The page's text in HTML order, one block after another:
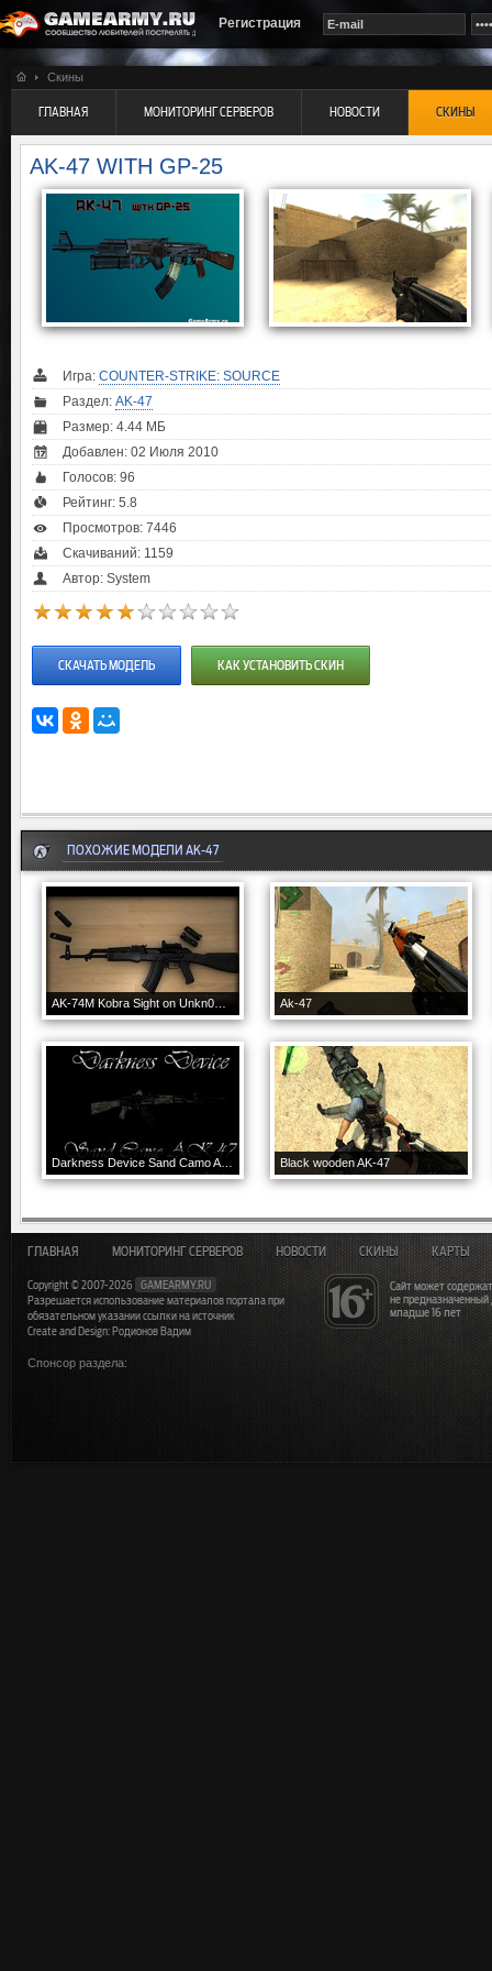
Регистрация
Скины
ГЛАВНАЯ МОНИТОРИНГ СЕРВЕРОВ НОВОСТИ СКИНЫ
AK-47 WITH GP-25
Игра: COUNTER-STRIKE: SOURCE
Раздел: AK-47
Размер: 4.44 МБ
Добавлен: 02 Июля 2010
Голосов: 96
Рейтинг: 5.8
Просмотров: 7446
Скачиваний: 1159
Автор: System
СКАЧАТЬ МОДЕЛЬ КАК УСТАНОВИТЬ СКИН
ПОХОЖИЕ МОДЕЛИ AK-47
AK-74M Kobra Sight on Unkn0wn Animation Ak-47
Black wooden AK-47
Сайт может
не
младше 16 лет
ГЛАВНАЯ МОНИТОРИНГ СЕРВЕРОВ НОВОСТИ СКИНЫ КАРТЫ
Copyright © 2007-2026
GAMEARMY.RU
Разрешается использование материалов портала при
обязательном указании ссылки на источник
Create and Design: Родионов Вадим
Спонсор раздела: